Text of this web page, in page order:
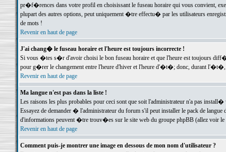
pr�f�rences dans votre profil en choisissant le fuseau horaire qui vous convient,
plupart des autres options, peut uniquement �tre effectu� par les utilisateurs
de mots !
Revenir en haut de page
J'ai chang� le fuseau horaire et l'heure est toujours incorrecte !
Si vous �tes s�r d'avoir choisi le bon fuseau horaire et que l'heure est toujours
pour g�rer le changement entre l'heure d'hiver et l'heure d'�t�; donc, durant
Revenir en haut de page
Ma langue n'est pas dans la liste !
Les raisons les plus probables pour ceci sont que soit l'administrateur n'a pas
Essayez de demander � l'administrateur du forum s'il peut installer le pack de
d'informations peuvent �tre trouv�es sur le site web du groupe phpBB (allez voir le
Revenir en haut de page
Comment puis-je montrer une image en dessous de mon nom d'utilisateur ?